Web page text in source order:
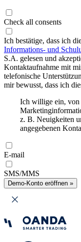
Check all consents
Ich bestätige, dass ich
Informations- und
S.A. gelesen und
Kontaktaufnahme mit
telefonische
mir bewusst, dass ich
Ich willige ein,
z. B. Neuigkeiten
angegebenen
E-mail
SMS/MMS
Demo-Konto eröffnen »